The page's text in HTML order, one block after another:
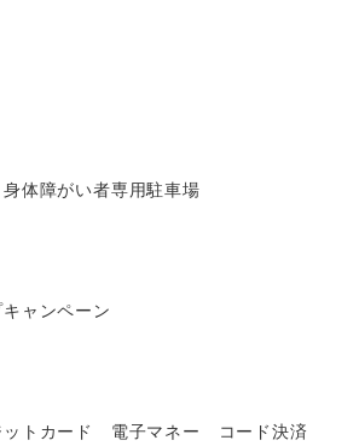
体障がい者専用駐車場
ャンペーン
トカード 電子マネー コード決済